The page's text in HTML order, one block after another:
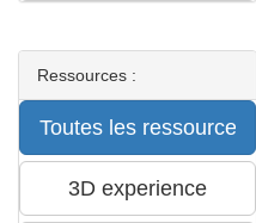
Ressources :